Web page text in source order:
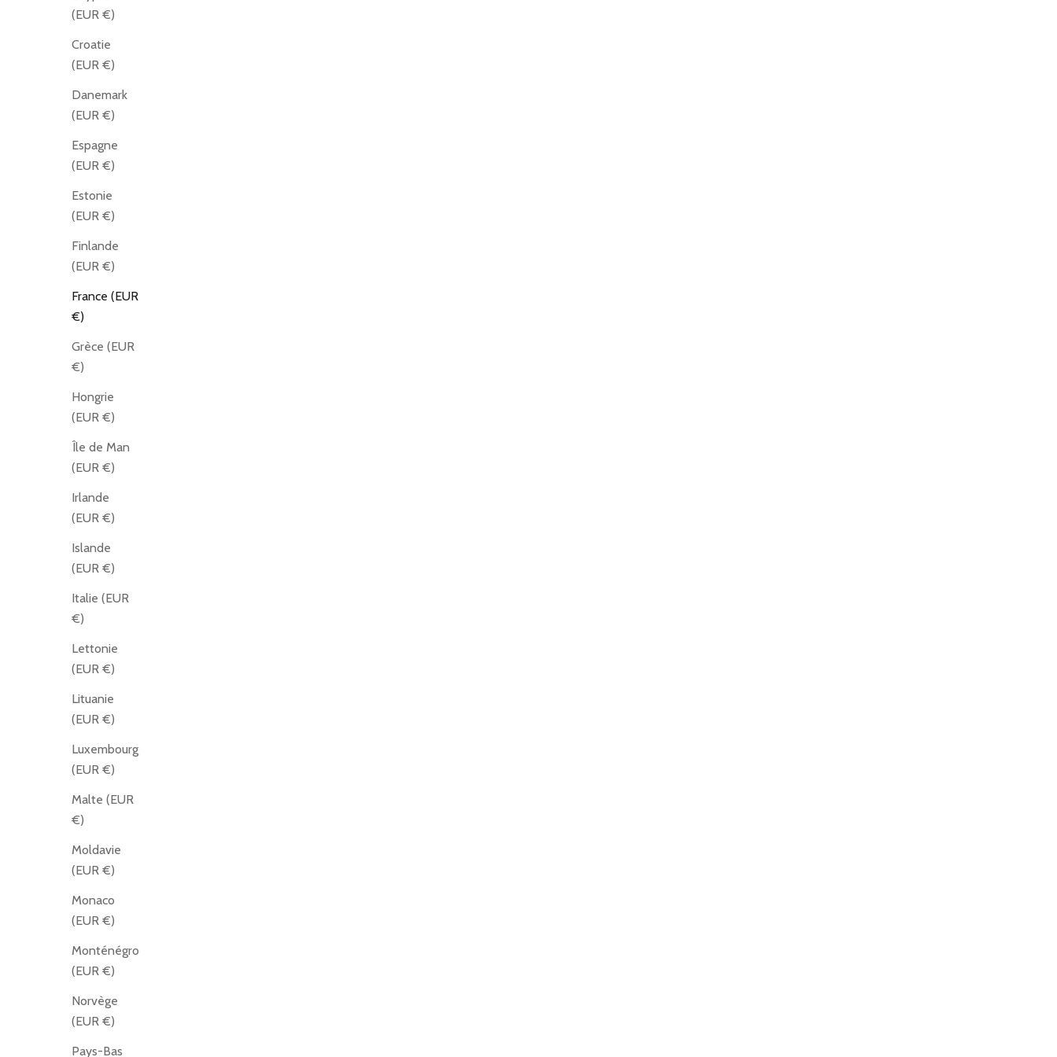
(EUR €)
Croatie
(EUR €)
Danemark
(EUR €)
Espagne
(EUR €)
Estonie
(EUR €)
Finlande
(EUR €)
France (EUR
€)
Grèce (EUR
€)
Hongrie
(EUR €)
Île de Man
(EUR €)
Irlande
(EUR €)
Islande
(EUR €)
Italie (EUR
€)
Lettonie
(EUR €)
Lituanie
(EUR €)
Luxembourg
(EUR €)
Malte (EUR
€)
Moldavie
(EUR €)
Monaco
(EUR €)
Monténégro
(EUR €)
Norvège
(EUR €)
Pays-Bas